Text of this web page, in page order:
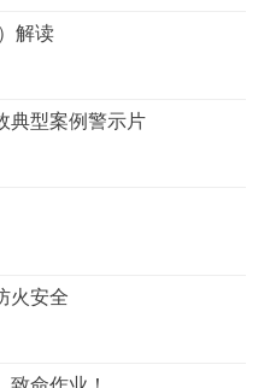
解读
典型案例警示片
火安全